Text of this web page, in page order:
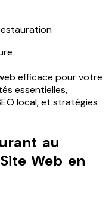
efficace pour votre
essentielles,
local, et stratégies
au
Web en